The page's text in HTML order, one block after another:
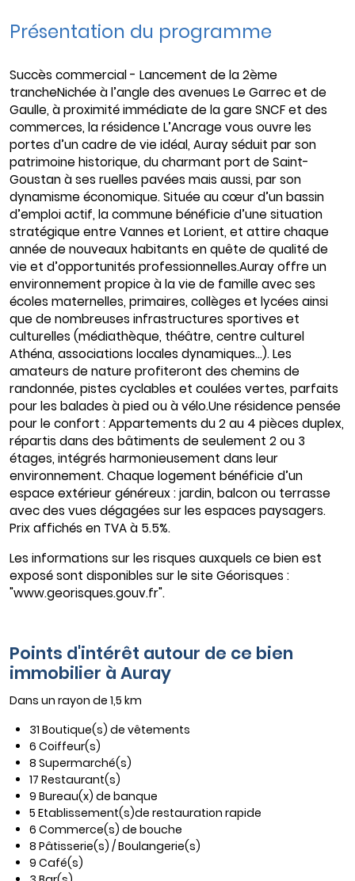
Présentation du programme
Succès commercial - Lancement de la 2ème
trancheNichée à l’angle des avenues Le Garrec et de
Gaulle, à proximité immédiate de la gare SNCF et des
commerces, la résidence L’Ancrage vous ouvre les
portes d’un cadre de vie idéal, Auray séduit par son
patrimoine historique, du charmant port de Saint-
Goustan à ses ruelles pavées mais aussi, par son
dynamisme économique. Située au cœur d’un bassin
d’emploi actif, la commune bénéficie d’une situation
stratégique entre Vannes et Lorient, et attire chaque
année de nouveaux habitants en quête de qualité de
vie et d’opportunités professionnelles.Auray offre un
environnement propice à la vie de famille avec ses
écoles maternelles, primaires, collèges et lycées ainsi
que de nombreuses infrastructures sportives et
culturelles (médiathèque, théâtre, centre culturel
Athéna, associations locales dynamiques…). Les
amateurs de nature profiteront des chemins de
randonnée, pistes cyclables et coulées vertes, parfaits
pour les balades à pied ou à vélo.Une résidence pensée
pour le confort : Appartements du 2 au 4 pièces duplex,
répartis dans des bâtiments de seulement 2 ou 3
étages, intégrés harmonieusement dans leur
environnement. Chaque logement bénéficie d’un
espace extérieur généreux : jardin, balcon ou terrasse
avec des vues dégagées sur les espaces paysagers.
Prix affichés en TVA à 5.5%.
Les informations sur les risques auxquels ce bien est
exposé sont disponibles sur le site Géorisques :
"www.georisques.gouv.fr".
Points d'intérêt autour de ce bien
immobilier à Auray
Dans un rayon de 1,5 km
31 Boutique(s) de vêtements
6 Coiffeur(s)
8 Supermarché(s)
17 Restaurant(s)
9 Bureau(x) de banque
5 Etablissement(s)de restauration rapide
6 Commerce(s) de bouche
8 Pâtisserie(s) / Boulangerie(s)
9 Café(s)